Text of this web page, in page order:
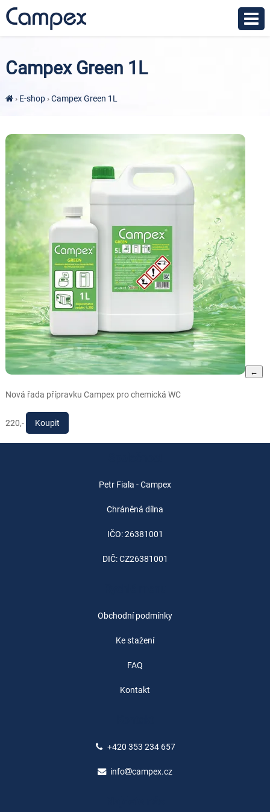
Campex Green 1L
› E-shop›Campex Green 1L
←
Nová řada přípravku Campex pro chemická WC
220,- Koupit
Petr Fiala - Campex
Chráněná dílna
IČO: 26381001
DIČ: CZ26381001
Obchodní podmínky
Ke stažení
FAQ
Kontakt
+420 353 234 657
info campex.cz